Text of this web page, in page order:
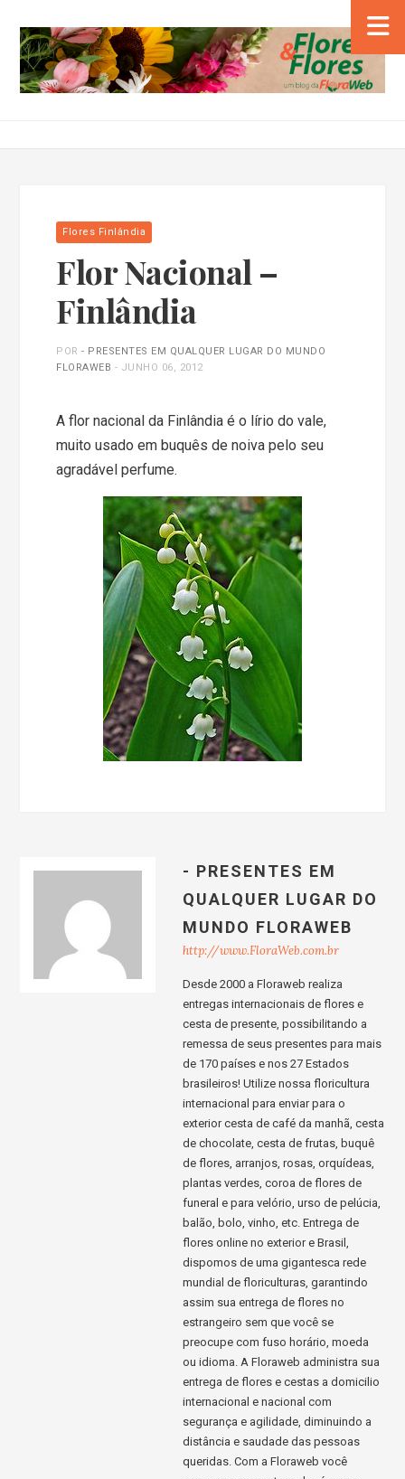
Flores Finlândia
Flor Nacional –
Finlândia
POR- PRESENTES EM QUALQUER LUGAR DO MUNDO
FLORAWEB - JUNHO 06, 2012
A flor nacional da Finlândia é o lírio do vale,
muito usado em buquês de noiva pelo seu
agradável perfume.
- PRESENTES EM
QUALQUER LUGAR DO
MUNDO FLORAWEB
http://www.FloraWeb.com.br
Desde 2000 a Floraweb realiza
entregas internacionais de flores e
cesta de presente, possibilitando a
remessa de seus presentes para mais
de 170 países e nos 27 Estados
brasileiros! Utilize nossa floricultura
internacional para enviar para o
exterior cesta de café da manhã, cesta
de chocolate, cesta de frutas, buquê
de flores, arranjos, rosas, orquídeas,
plantas verdes, coroa de flores de
funeral e para velório, urso de pelúcia,
balão, bolo, vinho, etc. Entrega de
flores online no exterior e Brasil,
dispomos de uma gigantesca rede
mundial de floriculturas, garantindo
assim sua entrega de flores no
estrangeiro sem que você se
preocupe com fuso horário, moeda
ou idioma. A Floraweb administra sua
entrega de flores e cestas a domicilio
internacional e nacional com
segurança e agilidade, diminuindo a
distância e saudade das pessoas
queridas. Com a Floraweb você